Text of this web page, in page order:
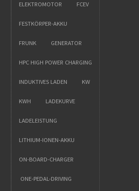
ELEKTROMOTOR FCEV
FESTKÖRPER-AKKU
FRUNK GENERATOR
HPC HIGH POWER CHARGING
INDUKTIVES LADEN KW
KWH LADEKURVE
LADELEISTUNG
LITHIUM-IONEN-AKKU
ON-BOARD-CHARGER
ONE-PEDAL-DRIVING